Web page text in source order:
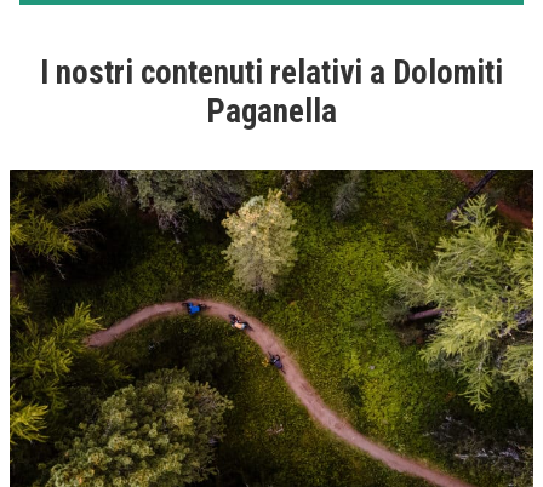
I nostri contenuti relativi a Dolomiti
Paganella